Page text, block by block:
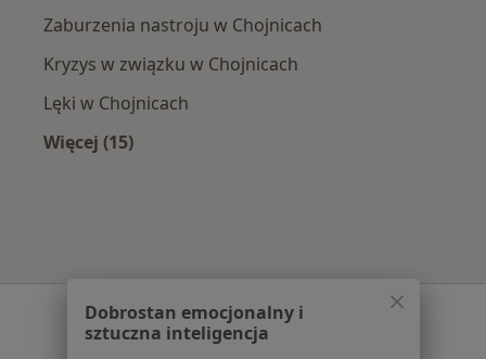
Zaburzenia nastroju w Chojnicach
Kryzys w związku w Chojnicach
Lęki w Chojnicach
Więcej (15)
Serwis
Dobrostan emocjonalny i
sztuczna inteligencja